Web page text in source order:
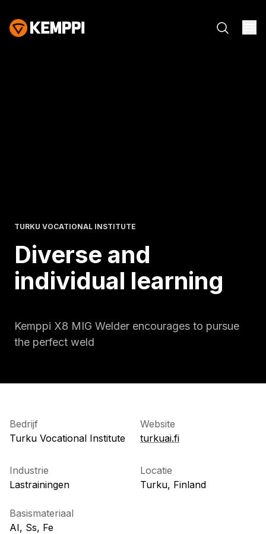
TURKU VOCATIONAL INSTITUTE
Diverse and
individual learning
Kemppi X8 MIG Welder encourages to pursue
the perfect weld
Bedrijf
Turku Vocational Institute
Website
turkuai.fi
Industrie
Lastrainingen
Locatie
Turku, Finland
Basismateriaal
AI, Ss, Fe